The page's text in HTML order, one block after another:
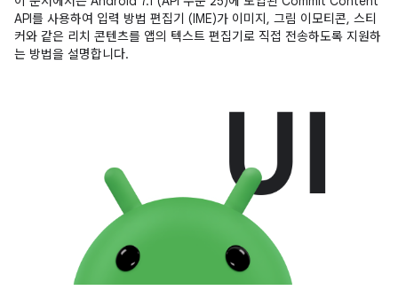
API를 사용하여 입력 방법 편집기 (IME)가 이미지, 그림 이모티콘, 스티
커와 같은 리치 콘텐츠를 앱의 텍스트 편집기로 직접 전송하도록 지원하
는 방법을 설명합니다.